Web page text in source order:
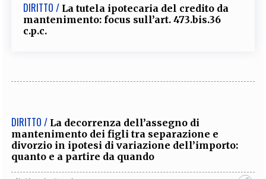
DIRITTO / La tutela ipotecaria del credito da
mantenimento: focus sull’art. 473.bis.36
c.p.c.
DIRITTO / La decorrenza dell’assegno di
mantenimento dei figli tra separazione e
divorzio in ipotesi di variazione dell’importo:
quanto e a partire da quando